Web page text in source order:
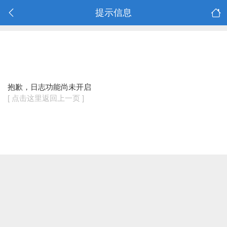
提示信息
抱歉，日志功能尚未开启
[ 点击这里返回上一页 ]